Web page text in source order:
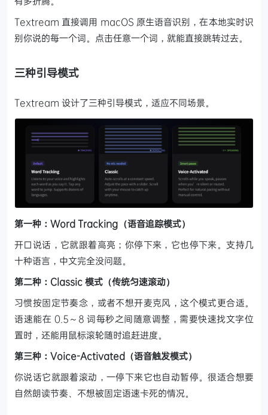
Textream 直接调用 macOS 原生语音识别，在本地实时识
别你说的每一个词。点击任意一个词，就能直接跳转过去。
三种引导模式
Textream 设计了三种引导模式，适应不同场景。
第一种：Word Tracking（语音追踪模式）
开口说话，它就跟着高亮；你停下来，它也停下来。支持几
十种语言，中文完全没问题。
第二种：Classic 模式（传统匀速滚动）
习惯按固定节奏念，或者不想开麦克风，这个模式更合适。
语速能在 0.5～8 词每秒之间随意调整，需要快速找文字位
置时，还能用鼠标滚轮随时追赶进度。
第三种：Voice-Activated（语音触发模式）
你说话它就跟着滚动，一停下来它也自动暂停。很适合想要
自然朗读节奏、不想被固定语速卡死的情况。